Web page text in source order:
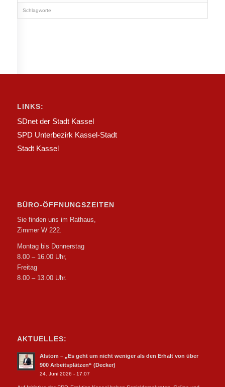
Schlagworte
LINKS:
SDnet der Stadt Kassel
SPD Unterbezirk Kassel-Stadt
Stadt Kassel
BÜRO-ÖFFNUNGSZEITEN
Sie finden uns im Rathaus,
Zimmer W 222.
Montag bis Donnerstag
8.00 – 16.00 Uhr,
Freitag
8.00 – 13.00 Uhr.
AKTUELLES:
Alstom – „Es geht um nicht weniger als den Erhalt von über
900 Arbeitsplätzen“ (Decker)
24. Juni 2026 - 17:07